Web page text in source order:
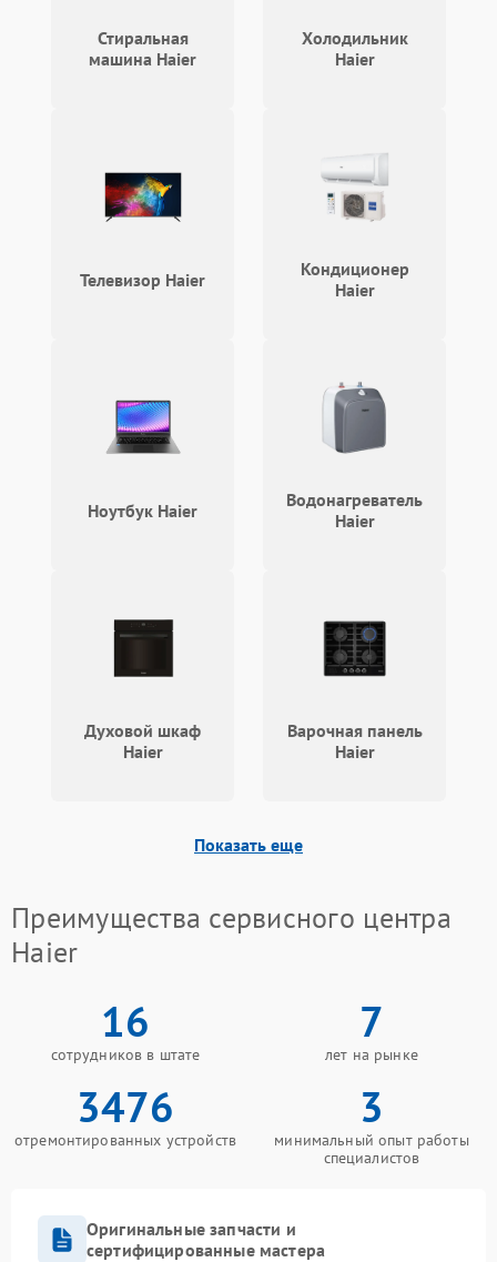
Ошибка на дисплее Подробнее →
Стиральная
машина Haier
Холодильник
Haier
Телевизор Haier
Кондиционер
Haier
Ноутбук Haier
Водонагреватель
Haier
Духовой шкаф
Haier
Варочная панель
Haier
Показать еще
Преимущества сервисного центра
Haier
16
сотрудников в штате
7
лет на рынке
3476
отремонтированных устройств
3
минимальный опыт работы
специалистов
Оригинальные запчасти и
сертифицированные мастера